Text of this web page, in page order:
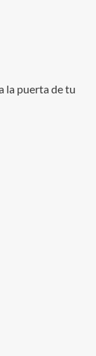
la puerta de tu